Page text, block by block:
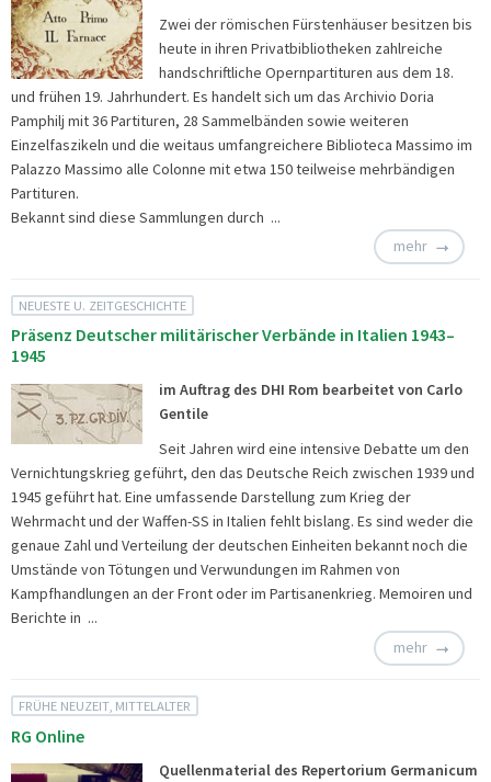
Zwei der römischen Fürstenhäuser besitzen bis
heute in ihren Privatbibliotheken zahlreiche
handschriftliche Opernpartituren aus dem 18.
und frühen 19. Jahrhundert. Es handelt sich um das Archivio Doria
Pamphilj mit 36 Partituren, 28 Sammelbänden sowie weiteren
Einzelfaszikeln und die weitaus umfangreichere Biblioteca Massimo im
Palazzo Massimo alle Colonne mit etwa 150 teilweise mehrbändigen
Partituren.
Bekannt sind diese Sammlungen durch ...
mehr
NEUESTE U. ZEITGESCHICHTE
Präsenz Deutscher militärischer Verbände in Italien 1943–
1945
im Auftrag des DHI Rom bearbeitet von Carlo
Gentile
Seit Jahren wird eine intensive Debatte um den
Vernichtungskrieg geführt, den das Deutsche Reich zwischen 1939 und
1945 geführt hat. Eine umfassende Darstellung zum Krieg der
Wehrmacht und der Waffen-SS in Italien fehlt bislang. Es sind weder die
genaue Zahl und Verteilung der deutschen Einheiten bekannt noch die
Umstände von Tötungen und Verwundungen im Rahmen von
Kampfhandlungen an der Front oder im Partisanenkrieg. Memoiren und
Berichte in ...
mehr
FRÜHE NEUZEIT, MITTELALTER
RG Online
Quellenmaterial des Repertorium Germanicum